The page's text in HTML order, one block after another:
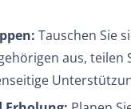
Tauschen Sie
aus, teilen